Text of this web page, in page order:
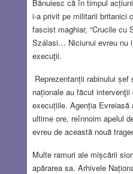
Bănuiesc că în timpul
i-a privit pe militarii britanici
fascist maghiar, “Crucile cu
Szálasi… Niciunui evreu nu
execuţii.
Reprezentanții rabinului
naționale au făcut
execuțiile. Agenția Evreiasă
ultime ore, reînnoim apelul
evreu de această nouă
Multe ramuri ale mișcării
apărarea sa. Arhivele